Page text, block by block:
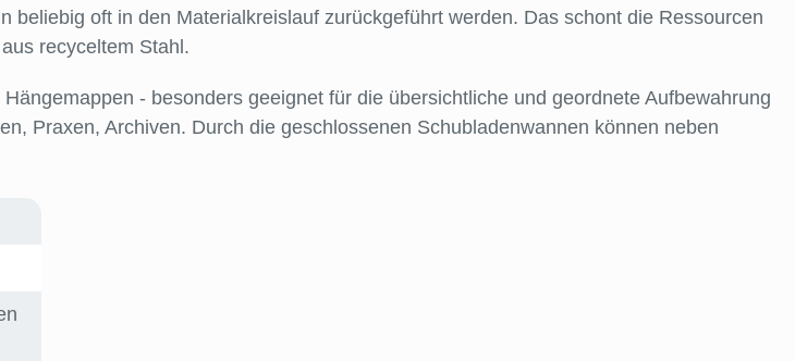
beliebig oft in den Materialkreislauf zurückgeführt werden. Das schont die Ressourcen
recyceltem Stahl.
- besonders geeignet für die übersichtliche und geordnete Aufbewahrung
Praxen, Archiven. Durch die geschlossenen Schubladenwannen können neben